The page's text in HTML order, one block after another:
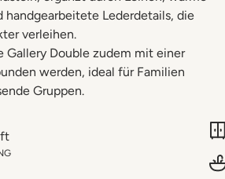
handgearbeitete Lederdetails, die
verleihen.
Gallery Double zudem mit einer
werden, ideal für Familien
Gruppen.